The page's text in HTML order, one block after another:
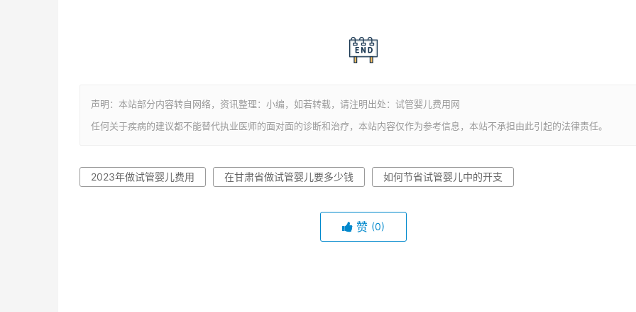
声明：本站部分内容转自网络，资讯整理：小编，如若转载，请注明出处：试管婴儿费用网
任何关于疾病的建议都不能替代执业医师的面对面的诊断和治疗，本站内容仅作为参考信息，本站不承担由此引起的法律责任。
​2023年做试管婴儿费用 在甘肃省做试管婴儿要多少钱 如何节省试管婴儿中的开支
赞 (0)